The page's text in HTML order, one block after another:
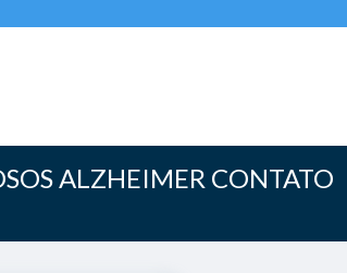
ALZHEIMER CONTATO